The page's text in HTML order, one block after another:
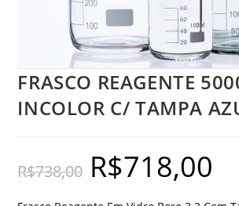
FRASCO REAGENTE
INCOLOR C/ TAMPA
R$738,00
O
preço
original
R$738,00.
R$718,00